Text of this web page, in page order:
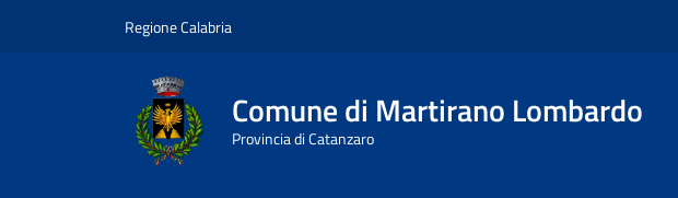
Regione Calabria
Comune di Martirano Lombardo
Provincia di Catanzaro